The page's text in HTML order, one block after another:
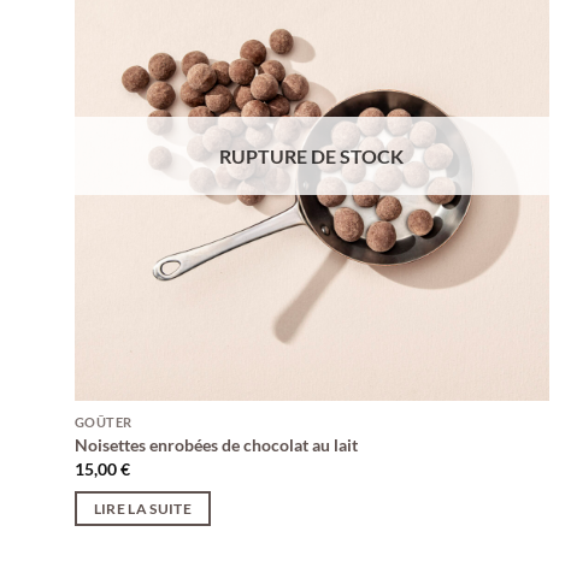
RUPTURE DE STOCK
GOÛTER
Noisettes enrobées de chocolat au lait
15,00€
LIRE LA SUITE